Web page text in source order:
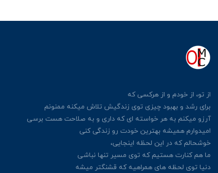
از تو، از خودم و از هرکسیکه
برای رشد و بهبود چیزی توی زندگیش تلاش میکنه ممنونم
آرزو میکنم به هر خواسته ای که داری و به صلاحت هست برسی
امیدوارم همیشه بهترین خودت رو زندگی کنی
خوشحالم که در این لحظه اینجایی،
ما هم کنارت هستیم که توی مسیر تنها نباشی
دنیا توی لحظه های همراهیه که قشنگتر میشه